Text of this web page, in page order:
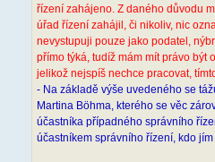
řízení zahájeno. Z daného důvodu
úřad řízení zahájil, či nikoliv, nic
nevystupuji pouze jako podatel,
přímo týká, tudíž mám mít právo být
jelikož nejspíš nechce pracovat,
- Na základě výše uvedeného se
Martina Böhma, kterého se věc
účastníka případného správního
účastníkem správního řízení, kdo